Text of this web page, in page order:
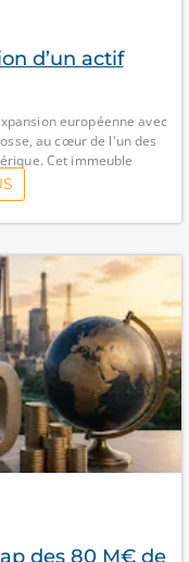
d’un actif
européenne avec
au cœur de l'un des
Cet immeuble
des 80 M€ de